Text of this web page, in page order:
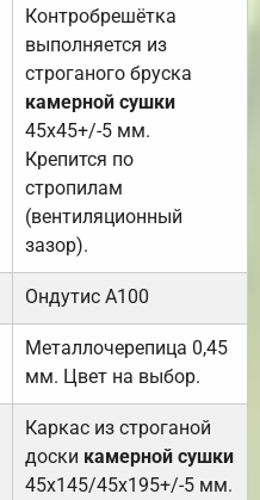
Контробрешётка
выполняется из
строганого бруска
камерной сушки
45х45+/-5 мм.
Крепится по
стропилам
(вентиляционный
зазор).
Ондутис А100
Металлочерепица 0,45
мм. Цвет на выбор.
Каркас из строганой
доски камерной сушки
45х145/45х195+/-5 мм.